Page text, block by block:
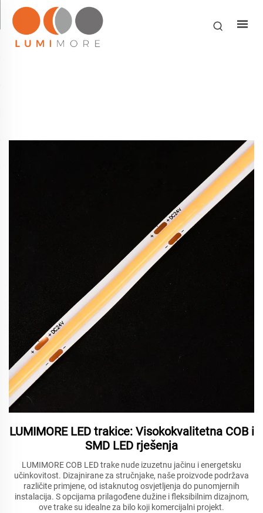
LUMIMORE LED trakice: Visokokvalitetna COB i
SMD LED rješenja
LUMIMORE COB LED trake nude izuzetnu jačinu i energetsku
učinkovitost. Dizajnirane za stručnjake, naše proizvode podržava
različite primjene, od istaknutog osvjetljenja do punomjernih
instalacija. S opcijama prilagođene dužine i fleksibilnim dizajnom,
ove trake su idealne za bilo koji komercijalni projekt.